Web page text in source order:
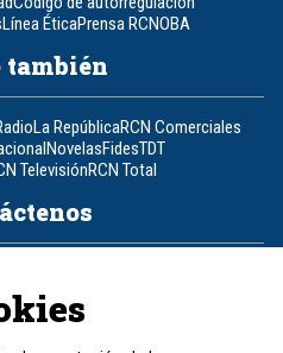
Línea ÉticaPrensa RCNOBA
La RepúblicaRCN Comerciales
NovelasFidesTDT
TelevisiónRCN Total